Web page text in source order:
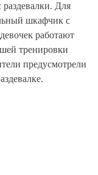
Для
шкафчик с
работают
тренировки
предусмотрели